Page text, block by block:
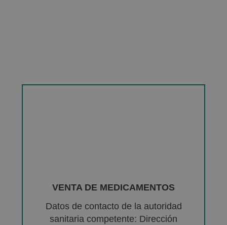
VENTA DE MEDICAMENTOS
Datos de contacto de la autoridad
sanitaria competente: Dirección